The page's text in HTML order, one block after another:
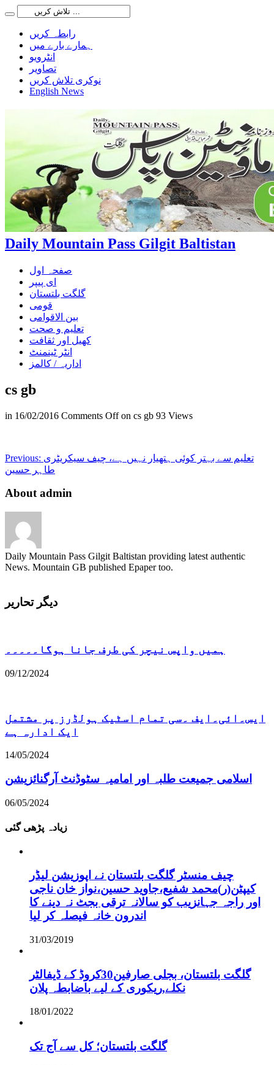
رابطہ کریں
ہمارے بارے میں
انٹرویو
تصاویر
نوکری تلاش کریں
English News
Daily Mountain Pass Gilgit Baltistan
صفحہ اول
ای پیپر
گلگت بلتستان
قومی
بین الاقوامی
تعلیم و صحت
کھیل اور ثقافت
انٹر ٹینمنٹ
اداریہ / کالمز
cs gb
in 16/02/2016 Comments Offon cs gb 93 Views
Previous:
طاہر حسین
About admin
Daily Mountain Pass Gilgit Baltistan providing latest authentic
News. Mountain GB published Epaper too.
دیگر تحاریر
ہمیں واپس نیچر کی طرف جانا ہوگا۔۔۔۔۔
09/12/2024
ایس۔ائی۔ایف ۔سی تمام اسٹیک ہولڈرز پر مشتمل
ایک ادارہ ہے
14/05/2024
اسلامی جمیعت طلبہ اور امامیہ سٹوڈنٹ آرگنائزیشن
06/05/2024
زیادہ پڑھی گئی
چیف منسٹر گلگت بلتستان نے اپوزیشن لیڈر
کیپٹن(ر)محمد شفیع،جاوید حسین،نواز خان ناجی
اور راجہ جہانزیب کو سالانہ ترقی بجٹ نہ دینے کا
اندرون خانہ فیصلہ کر لیا
31/03/2019
گلگت بلتستان، بجلی صارفین30کروڈ کے ڈیفالٹر
نکلے,ریکوری کے لیے باضابطہ پلان
18/01/2022
گلگت بلتستان؛ کل سے آج تک